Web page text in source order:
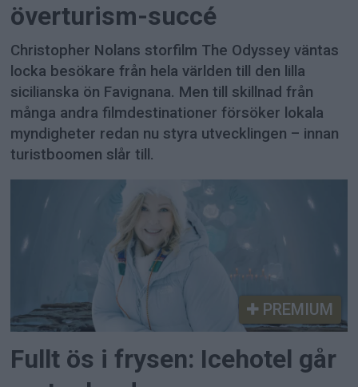
överturism-succé
Christopher Nolans storfilm The Odyssey väntas
locka besökare från hela världen till den lilla
sicilianska ön Favignana. Men till skillnad från
många andra filmdestinationer försöker lokala
myndigheter redan nu styra utvecklingen – innan
turistboomen slår till.
PREMIUM
Fullt ös i frysen: Icehotel går